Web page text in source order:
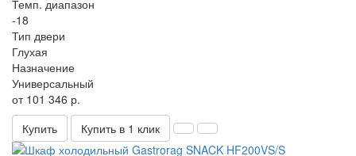
Темп. диапазон
-18
Тип двери
Глухая
Назначение
Универсальный
от 101 346 р.
Купить
Купить в 1 клик